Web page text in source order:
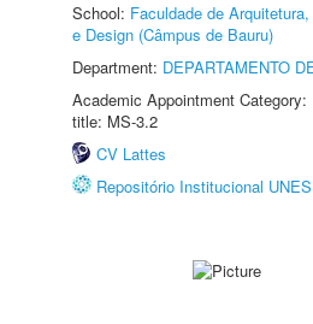
School: Faculdade de
e Design (Câmpus de Bauru)
Department: DEPARTAMENTO
Academic Appointment
title: MS-3.2
CV Lattes
Repositório Institucional